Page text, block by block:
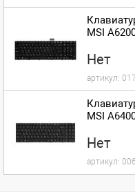
MSI
Нет
артикул:
MSI
Нет
артикул: